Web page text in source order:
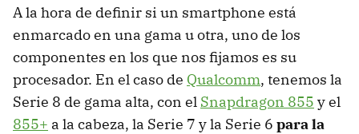
A la hora de definir si un smartphone está
enmarcado en una gama u otra, uno de los
componentes en los que nos fijamos es su
procesador. En el caso de Qualcomm, tenemos la
Serie 8 de gama alta, con el Snapdragon 855 y el
855+ a la cabeza, la Serie 7 y la Serie 6 para la